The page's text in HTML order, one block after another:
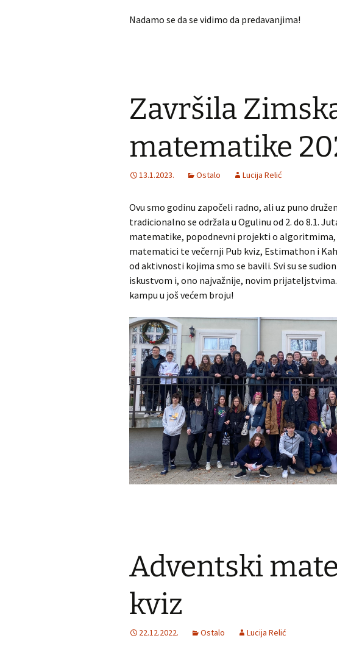
Nadamo se da se vidimo da predavanjima!
Završila
matematike
13.1.2023. Ostalo Lucija Relić
Ovu smo godinu započeli radno, ali uz puno
tradicionalno se održala u Ogulinu od 2. do 8.1.
matematike, popodnevni projekti o
matematici te večernji Pub kviz, Estimathon i
od aktivnosti kojima smo se bavili. Svi su se
iskustvom i, ono najvažnije, novim
kampu u još većem broju!
Adventski
kviz
22.12.2022. Ostalo Lucija Relić